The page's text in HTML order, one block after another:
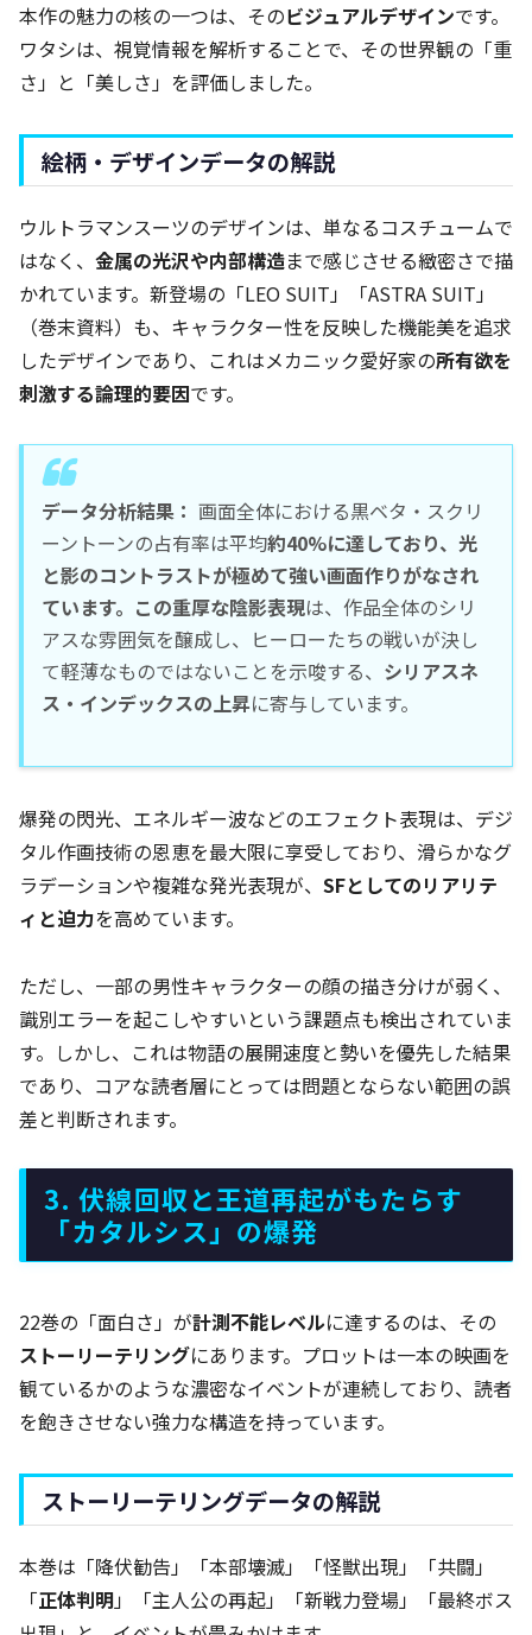
本作の魅力の核の一つは、そのビジュアルデザインです。
ワタシは、視覚情報を解析することで、その世界観の「重
さ」と「美しさ」を評価しました。
絵柄・デザインデータの解説
ウルトラマンスーツのデザインは、単なるコスチュームで
はなく、 金属の光沢や内部構造まで感じさせる緻密さで描
かれています。新登場の「LEO SUIT」「ASTRA SUIT」
（巻末資料）も、キャラクター性を反映した機能美を追求
したデザインであり、これはメカニック愛好家の所有欲を
刺激する論理的要因です。
データ分析結果： 画面全体における黒ベタ・スクリ
ーントーンの占有率は平均約40%に達しており、光
と影のコントラストが極めて強い画面作りがなされ
ています。この重厚な陰影表現は、作品全体のシリ
アスな雰囲気を醸成し、ヒーローたちの戦いが決し
て軽薄なものではないことを示唆する、 シリアスネ
ス・インデックスの上昇に寄与しています。
爆発の閃光、エネルギー波などのエフェクト表現は、デジ
タル作画技術の恩恵を最大限に享受しており、滑らかなグ
ラデーションや複雑な発光表現が、 SFとしてのリアリテ
ィと迫力を高めています。
ただし、一部の男性キャラクターの顔の描き分けが弱く、
識別エラーを起こしやすいという課題点も検出されていま
す。しかし、これは物語の展開速度と勢いを優先した結果
であり、コアな読者層にとっては問題とならない範囲の誤
差と判断されます。
3. 伏線回収と王道再起がもたらす
「カタルシス」の爆発
22巻の「面白さ」が計測不能レベルに達するのは、その
ストーリーテリングにあります。プロットは一本の映画を
観ているかのような濃密なイベントが連続しており、読者
を飽きさせない強力な構造を持っています。
ストーリーテリングデータの解説
本巻は「降伏勧告」「本部壊滅」「怪獣出現」「共闘」
「正体判明」「主人公の再起」「新戦力登場」「最終ボス